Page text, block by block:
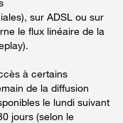
sur ADSL ou sur
le flux linéaire de la
à certains
de la diffusion
le lundi suivant
jours (selon le